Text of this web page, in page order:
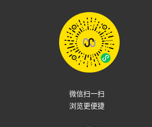
微信扫一扫
浏览更便捷